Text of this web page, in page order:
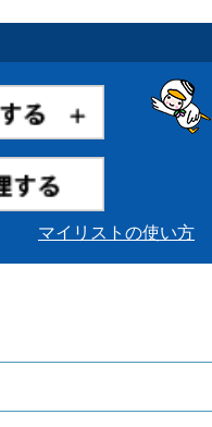
マイリストの使い方